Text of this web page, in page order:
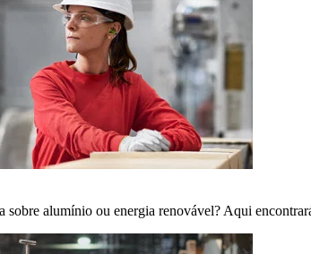
sobre alumínio ou energia renovável? Aqui